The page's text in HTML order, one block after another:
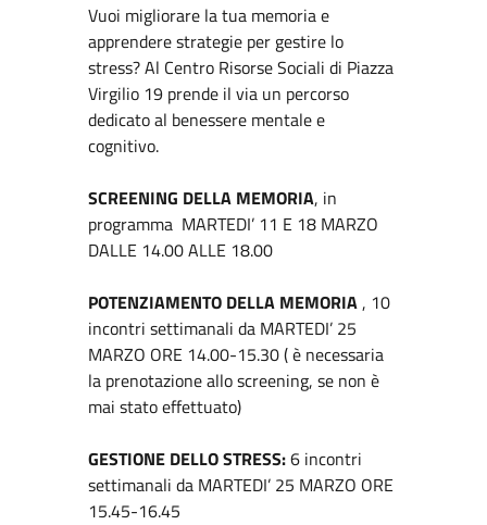
Vuoi migliorare la tua memoria e
apprendere strategie per gestire lo
stress? Al Centro Risorse Sociali di Piazza
Virgilio 19 prende il via un percorso
dedicato al benessere mentale e
cognitivo.
SCREENING DELLA MEMORIA, in
programma MARTEDI’ 11 E 18 MARZO
DALLE 14.00 ALLE 18.00
POTENZIAMENTO DELLA MEMORIA, 10
incontri settimanali da MARTEDI’ 25
MARZO ORE 14.00-15.30 ( è necessaria
la prenotazione allo screening, se non è
mai stato effettuato)
GESTIONE DELLO STRESS:6 incontri
settimanali da MARTEDI’ 25 MARZO ORE
15.45-16.45